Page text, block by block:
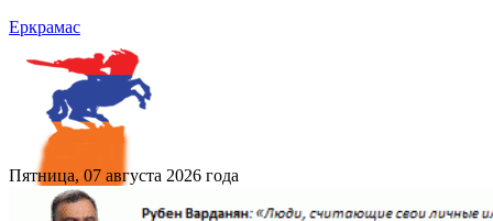
Еркрамас
Пятница, 07 августа 2026 года